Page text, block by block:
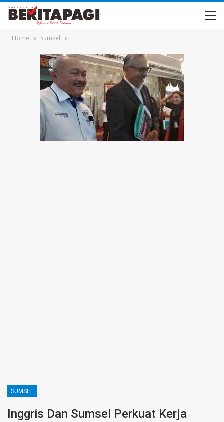
Home Sumsel
SUMSEL
Inggris Dan Sumsel Perkuat Kerja